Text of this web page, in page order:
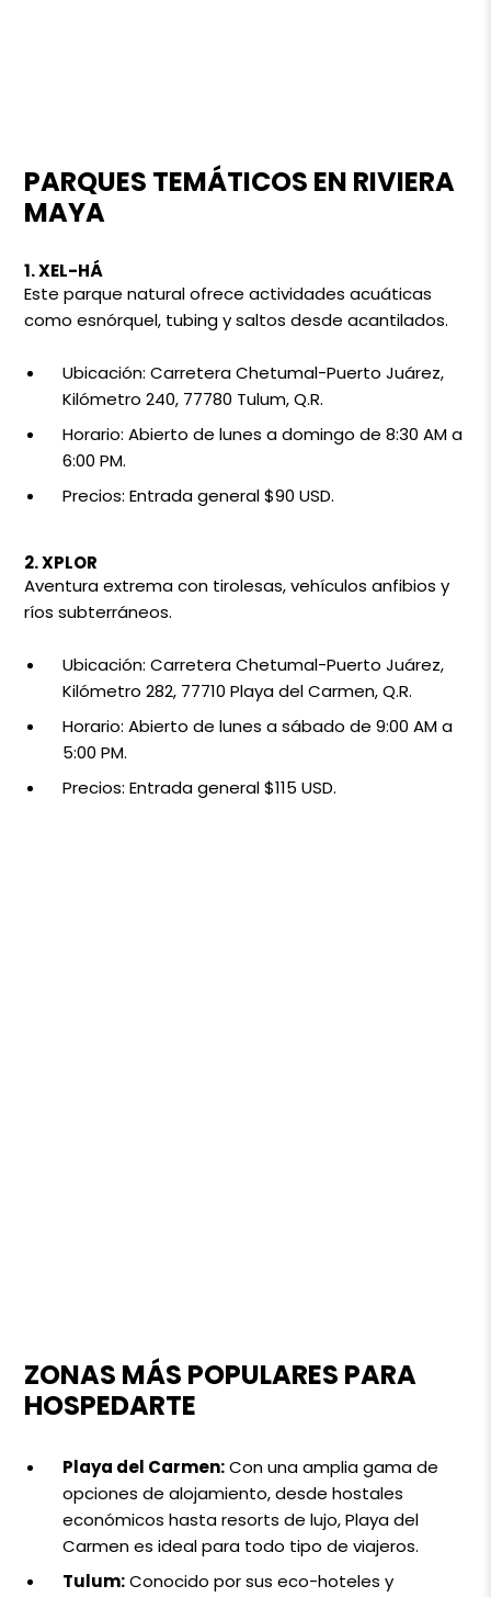
PARQUES TEMÁTICOS EN RIVIERA
MAYA
1. XEL-HÁ
Este parque natural ofrece actividades acuáticas
como esnórquel, tubing y saltos desde acantilados.
Ubicación: Carretera Chetumal-Puerto Juárez,
Kilómetro 240, 77780 Tulum, Q.R.
Horario: Abierto de lunes a domingo de 8:30 AM a
6:00 PM.
Precios: Entrada general $90 USD.
2. XPLOR
Aventura extrema con tirolesas, vehículos anfibios y
ríos subterráneos.
Ubicación: Carretera Chetumal-Puerto Juárez,
Kilómetro 282, 77710 Playa del Carmen, Q.R.
Horario: Abierto de lunes a sábado de 9:00 AM a
5:00 PM.
Precios: Entrada general $115 USD.
ZONAS MÁS POPULARES PARA
HOSPEDARTE
Playa del Carmen:Con una amplia gama de
opciones de alojamiento, desde hostales
económicos hasta resorts de lujo, Playa del
Carmen es ideal para todo tipo de viajeros.
Tulum:Conocido por sus eco-hoteles y